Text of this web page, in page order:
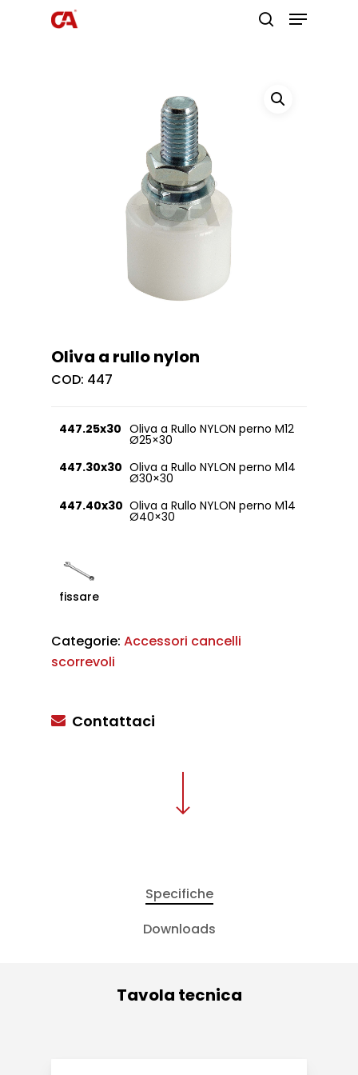
Oliva a rullo nylon
COD: 447
447.25x30 Oliva a Rullo NYLON perno M12
Ø25×30
447.30x30 Oliva a Rullo NYLON perno M14
Ø30×30
447.40x30 Oliva a Rullo NYLON perno M14
Ø40×30
fissare
Categorie: Accessori cancelli
scorrevoli
Contattaci
Specifiche
Downloads
Tavola tecnica